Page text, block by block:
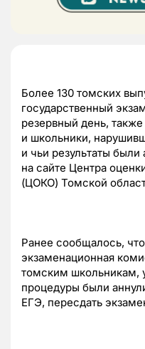
Более 130 томских
государственный
резервный день,
и школьники,
и чьи результаты
на сайте Центра
(ЦОКО) Томской
Ранее сообщалось,
экзаменационная
томским школьникам,
процедуры были
ЕГЭ, пересдать